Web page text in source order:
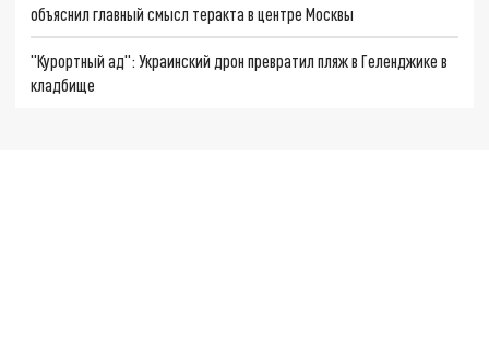
объяснил главный смысл теракта в центре Москвы
"Курортный ад": Украинский дрон превратил пляж в Геленджике в
кладбище